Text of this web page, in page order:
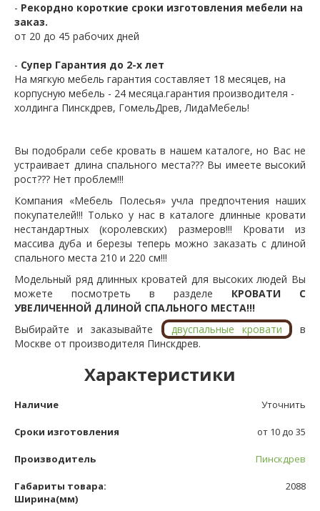
- Рекордно короткие сроки изготовления мебели на
заказ.
от 20 до 45 рабочих дней
- Супер Гарантия до 2-х лет
На мягкую мебель гарантия составляет 18 месяцев, на
корпусную мебель - 24 месяца.гарантия производителя -
холдинга Пинскдрев, ГомельДрев, ЛидаМебель!
Вы подобрали себе кровать в нашем каталоге, но Вас не
устраивает длина спального места??? Вы имеете высокий
рост??? Нет проблем!!!
Компания «Мебель Полесья» учла предпочтения наших
покупателей!!! Только у нас в каталоге длинные кровати
нестандартных (королевских) размеров!!! Кровати из
массива дуба и березы теперь можно заказать с длиной
спального места 210 и 220 см!!!
Модельный ряд длинных кроватей для высоких людей Вы
можете посмотреть в разделе КРОВАТИ С
УВЕЛИЧЕННОЙ ДЛИНОЙ СПАЛЬНОГО МЕСТА!!!
Выбирайте и заказывайте
двуспальные кровати
в
Москве от производителя Пинскдрев.
Характеристики
Наличие Уточнить
Сроки изготовления от 10 до 35
Производитель Пинскдрев
Габариты товара:
Ширина(мм)
2088